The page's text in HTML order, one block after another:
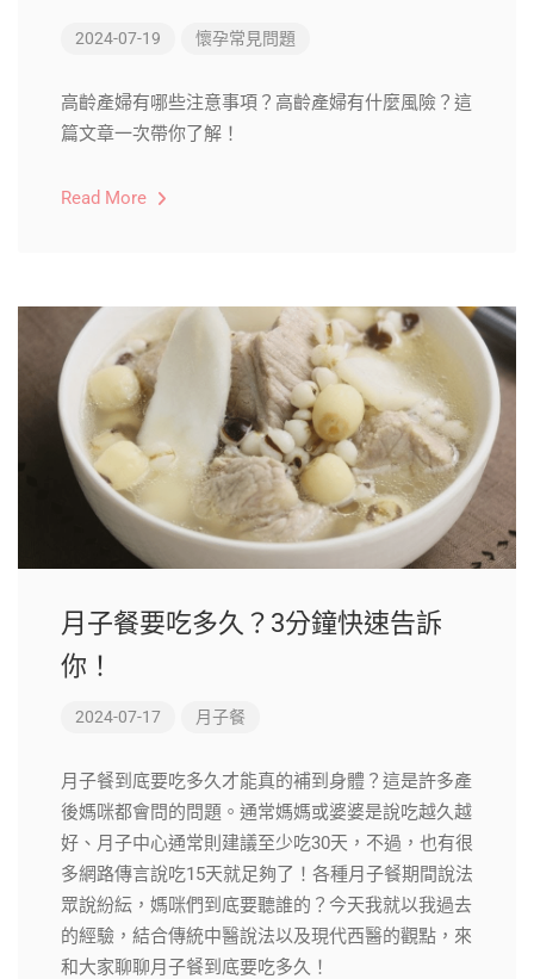
2024-07-19 懷孕常見問題
高齡產婦有哪些注意事項？高齡產婦有什麼風險？這
篇文章一次帶你了解！
Read More
月子餐要吃多久？3分鐘快速告訴
你！
2024-07-17 月子餐
月子餐到底要吃多久才能真的補到身體？這是許多產
後媽咪都會問的問題。通常媽媽或婆婆是說吃越久越
好、月子中心通常則建議至少吃30天，不過，也有很
多網路傳言說吃15天就足夠了！各種月子餐期間說法
眾說紛紜，媽咪們到底要聽誰的？今天我就以我過去
的經驗，結合傳統中醫說法以及現代西醫的觀點，來
和大家聊聊月子餐到底要吃多久！